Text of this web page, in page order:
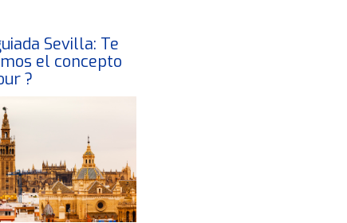
Sevilla: Te
el concepto
?